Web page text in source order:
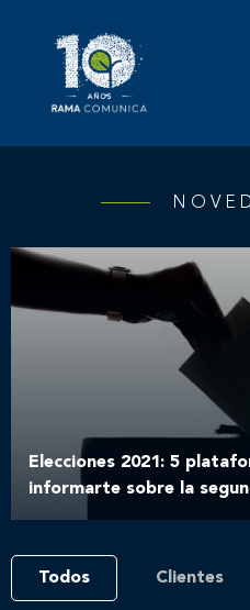
Elecciones 2021: 5
informarte sobre la
Todos Clientes